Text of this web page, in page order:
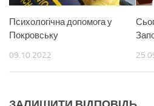
Психологічна допомога у
Покровську
09.10.2022